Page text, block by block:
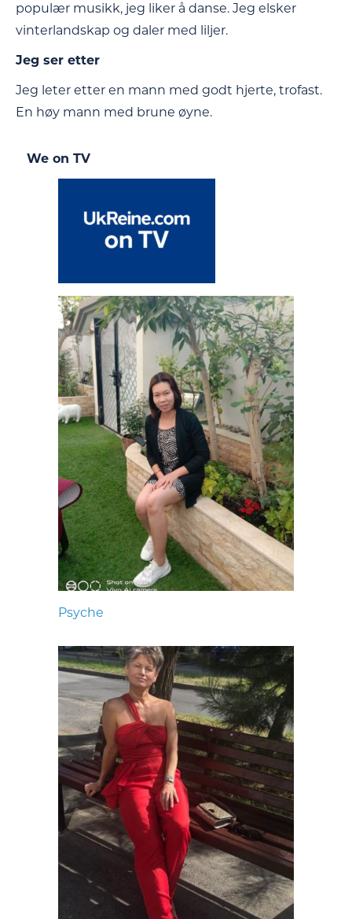
populær musikk, jeg liker å danse. Jeg elsker
vinterlandskap og daler med liljer.
Jeg ser etter
Jeg leter etter en mann med godt hjerte, trofast.
En høy mann med brune øyne.
We on TV
Psyche